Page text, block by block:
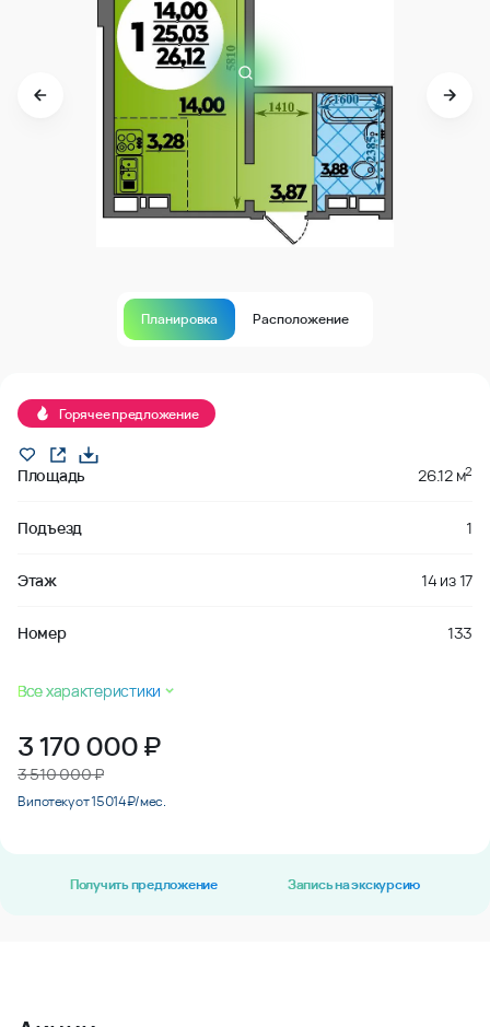
Планировка Расположение
Горячее предложение
Площадь 26.12 м2
Подъезд 1
Этаж 14 из17
Номер 133
Все характеристики
3 170 000₽
3 510 000 ₽
В ипотеку от 15 014 ₽/мес.
Получить предложение Запись на экскурсию